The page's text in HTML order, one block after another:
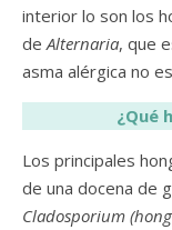
interior lo son los
deAlternaria, que
asma alérgica no
¿Qué
Los principales
de una docena de
Cladosporium